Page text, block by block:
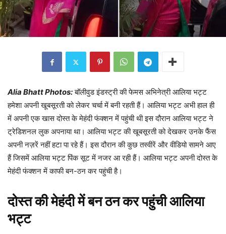
Alia Bhatt Photos: बॉलीवुड इंडस्ट्री की फेमस अभिनेत्री आलिया भट्ट
हमेशा अपनी खूबसूरती को लेकर चर्चा में बनी रहती हैं। आलिया भट्ट अभी हाल ही
में अपनी एक खास दोस्त के मेहंदी फंक्शन में पहुंची थी इस दौरान आलिया भट्ट ने
ट्रेडिशनल लुक अपनाया था। आलिया भट्ट की खूबसूरती को देखकर उनके फैंस
अपनी नज़रें नहीं हटा पा रहे हैं। इस दौरान की कुछ तस्वीरें और वीडियो सामने आए
हैं जिसमें आलिया भट्ट पिंक सूट में नजर आ रही हैं। आलिया भट्ट अपनी दोस्त के
मेहंदी फंक्शन में काफी बन-ठन कर पहुंची है।
दोस्त की मेहंदी में बन ठन कर पहुंची आलिया
भट्ट